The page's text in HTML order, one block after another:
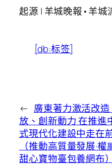
起源 | 羊城晚報•羊城
[db:标签]
← 廣東著力激活改造
放、創新動力 在推進
式現代化建設中走在
（推動高質量發展·權
甜心寶物臺包養網布）